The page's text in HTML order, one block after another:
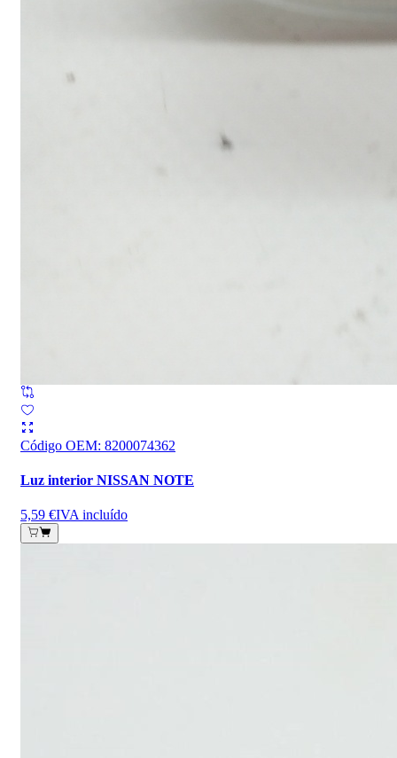
Código OEM: 8200074362
Luz interior NISSAN NOTE
5,59 €IVA incluído